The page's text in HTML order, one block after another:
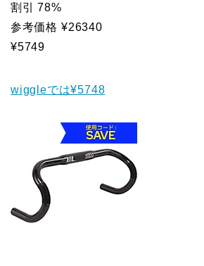
割引 78%
参考価格 ¥26340
¥5749
wiggleでは¥5748